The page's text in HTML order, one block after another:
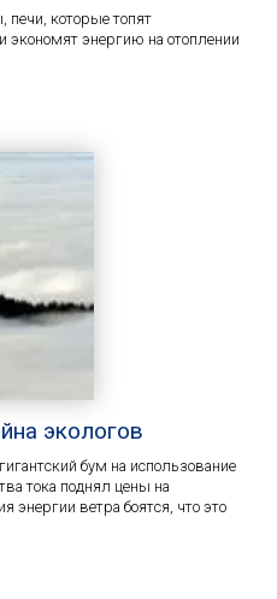
печи, которые топят
экономят энергию на отоплении
экологов
бум на использование
тока поднял цены на
энергии ветра боятся, что это